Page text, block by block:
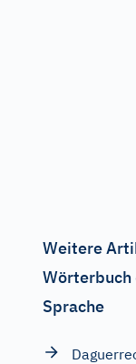
Weitere
Wörterbuch
Sprache